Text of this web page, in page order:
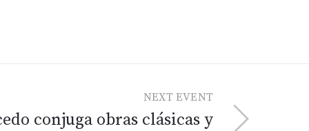
NEXT EVENT
conjuga obras clásicas y